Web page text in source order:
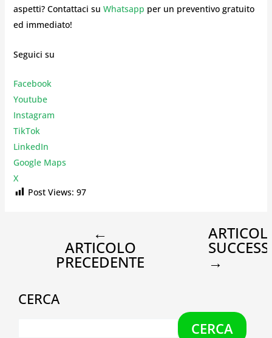
aspetti? Contattaci su Whatsapp per un preventivo gratuito
ed immediato!
Seguici su
Facebook
Youtube
Instagram
TikTok
LinkedIn
Google Maps
X
Post Views: 97
←
ARTICOLO
PRECEDENTE →
CERCA
CERCA